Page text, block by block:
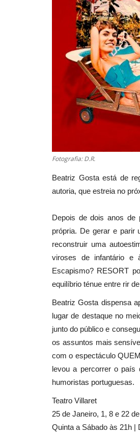
Fotografia: D.R.
Beatriz Gosta está de
autoria, que estreia no
Depois de dois anos de
própria. De gerar e parir
reconstruir uma
viroses de infantário e
Escapismo? RESORT
equilíbrio ténue entre rir
Beatriz Gosta dispensa
lugar de destaque no
junto do público e
os assuntos mais
com o espectáculo
levou a percorrer o país
humoristas portuguesas.
Teatro Villaret
25 de Janeiro, 1, 8 e 22
Quinta a Sábado às 21h |